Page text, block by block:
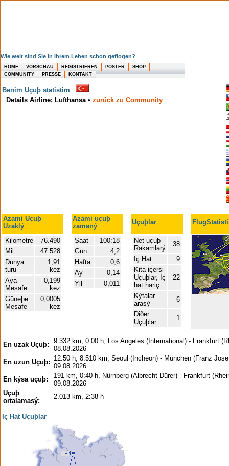
Wie weit sind Sie in Ihrem Leben schon geflogen?
HOME VORSCHAU REGISTRIEREN POSTER
SHOP
COMMUNITY
PRESSE KONTAKT
Benim Uçuþ statistim
Details Airline: Lufthansa• zurück zu Community
Azami Uçuþ
Uzaklý
Azami uçuþ
zamaný
Uçuþlar
Kilometre
76.490
Mil
47.528
Dünya
turu
1,91
kez
Aya
Mesafe
0,199
kez
Güneþe
Mesafe
0,0005
kez
Saat
100:18
Gün
4,2
Hafta
0,6
Ay
0,14
Yil
0,011
Net uçuþ
Rakamlarý
38
Iç Hat
9
Kita içersi
Uçuþlar, Iç
hat hariç
22
Kýtalar
arasý
6
Diðer
Uçuþlar
1
En uzak Uçuþ:
9.332 km, 0:00 h, Los Angeles (International) - Frankfurt
08.08.2026
En uzun Uçuþ: 12:50 h, 8.510 km, Seoul (Incheon) - München (Franz
09.08.2026
En kýsa uçuþ:
191 km, 0:40 h, Nürnberg (Albrecht Dürer) - Frankfurt
09.08.2026
Uçuþ
ortalamasý:
2.013 km, 2:38 h
Iç Hat Uçuþlar